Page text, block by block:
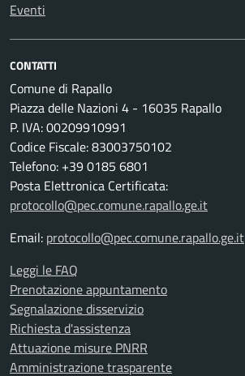
Eventi
CONTATTI
Comune di Rapallo
Piazza delle Nazioni 4 - 16035 Rapallo
P. IVA: 00209910991
Codice Fiscale: 83003750102
Telefono: +39 0185 6801
Posta Elettronica Certificata:
protocollo@pec.comune.rapallo.ge.it
Email: protocollo@pec.comune.rapallo.ge.it
Leggi le FAQ
Prenotazione appuntamento
Segnalazione disservizio
Richiesta d'assistenza
Attuazione misure PNRR
Amministrazione trasparente